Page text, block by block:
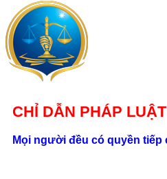
CHỈ DẪN PHÁP LUẬT
Mọi người đều có quyền tiếp
Hỏi - đáp
Trao đổi
Tin tức
Liên hệ
Số 24/2B